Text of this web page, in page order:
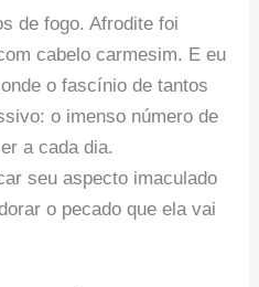
de fogo. Afrodite foi
cabelo carmesim. E eu
o fascínio de tantos
o imenso número de
a cada dia.
seu aspecto imaculado
o pecado que ela vai